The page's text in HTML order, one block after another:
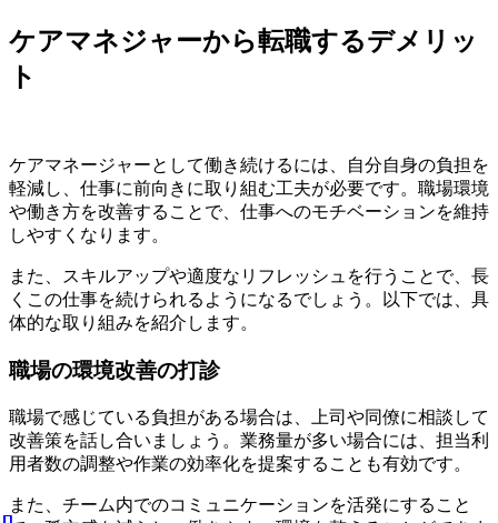
ケアマネジャーから転職するデメリッ
ト
ケアマネージャーとして働き続けるには、自分自身の負担を
軽減し、仕事に前向きに取り組む工夫が必要です。職場環境
や働き方を改善することで、仕事へのモチベーションを維持
しやすくなります。
また、スキルアップや適度なリフレッシュを行うことで、長
くこの仕事を続けられるようになるでしょう。以下では、具
体的な取り組みを紹介します。
職場の環境改善の打診
職場で感じている負担がある場合は、上司や同僚に相談して
改善策を話し合いましょう。業務量が多い場合には、担当利
用者数の調整や作業の効率化を提案することも有効です。
また、チーム内でのコミュニケーションを活発にすること